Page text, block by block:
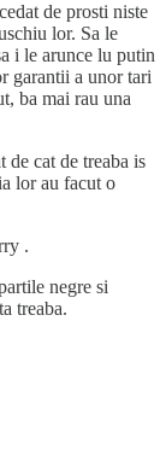
de prosti niste
lor. Sa le
i le arunce lu putin
garantii a unor tari
ba mai rau una
cat de treaba is
lor au facut o
.
negre si
treaba.